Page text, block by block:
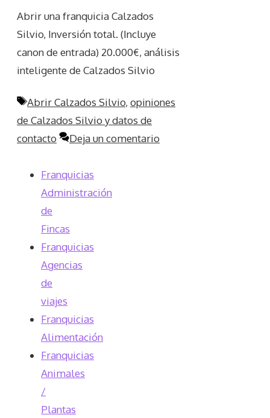
Abrir una franquicia Calzados
Silvio, Inversión total. (Incluye
canon de entrada) 20.000€, análisis
inteligente de Calzados Silvio
Etiquetas
Abrir Calzados Silvio, opiniones
de Calzados Silvio y datos de
contacto
Deja un comentario
Franquicias
Administración
de
Fincas
Franquicias
Agencias
de
viajes
Franquicias
Alimentación
Franquicias
Animales
/
Plantas